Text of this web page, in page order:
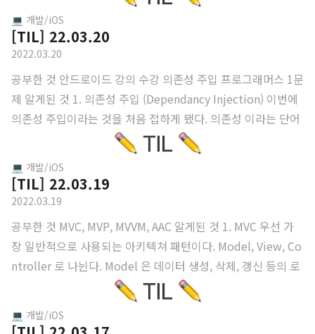
기는 대기시간 별도의 Task를 수행하는 것을 뜻한다. 동시성 처
리 작년 OS 수업을 들을 때 동시성 처리 에 대해서 배웠었다. 그
런데 갑자기 동시성 처리를 왜 얘기하느냐, 동시성 처리가 비동
동시에 여러 개의 프로세스가 동시에 실행되는 것처럼 보이는
것이다. (Context Switching 이 발생한다.) 싱글 코어 에서 멀
티 쓰레드 를 통해서 이를 구현하고 있다. 쓰레드 동시성 처리를
💻 개발/iOS
[TIL] 22.03.20
2022.03.20
공부한 것 안드로이드 강의 수강 의존성 주입 프로그래머스 1문
제 알게된 것 1. 의존성 주입 (Dependancy Injection) 이번에
의존성 주입이라는 것을 처음 접하게 됐다. 의존성 이라는 단어
자체를 build.gradle 에 선언하는 implementation 'org.jet
brains... 처럼 라이브러리 추가 말고는 접해본 적이 없었다. 아
무튼 오늘 강의 를 수강하면서 의존성 주입 라이브러리인 Koin
을 접했고 이에 관해서 좀 더 찾아보는 시간을 가졌다. 의존성
주입 이라는 개념 자체는 어렵지 않았다. 우선 코드를 살펴보자.
class Car { private val engine = Engine() private fun start
() { engine.start() } } class En..
💻 개발/iOS
[TIL] 22.03.19
2022.03.19
공부한 것 MVC, MVP, MVVM, AAC 알게된 것 1. MVC 우선 가
장 일반적으로 사용되는 아키텍쳐 패턴이다. Model, View, Co
ntroller 로 나뉜다. Model 은 데이터 생성, 삭제, 갱신 등의 로
직이 들어있다. View 는 사용자에게 보여지는 화면이다. Contr
oller 는 사용자의 입력을 처리한다. 우선 사용자가 View 를 통
해서 입력이 들어오고 Controller 가 이를 처리한다. 이 때 입
💻 개발/iOS